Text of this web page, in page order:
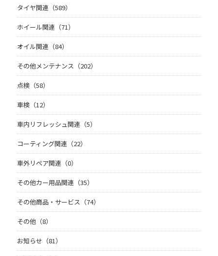
タイヤ関連（589）
ホイール関連（71）
オイル関連（84）
その他メンテナンス（202）
点検（58）
車検（12）
車内リフレッシュ関連（5）
コーティング関連（22）
車外リペア関連（0）
その他カー用品関連（35）
その他商品・サービス（74）
その他（8）
お知らせ（81）